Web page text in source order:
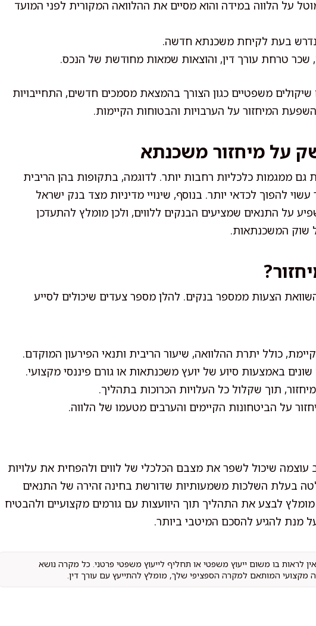
על הלווה במידה והוא מסיים את ההלוואה המקורית לפני המועד
בעת לקיחת משכנתא חדשה.
שכר טרחת עורך דין, והוצאות שמאות מחודשת של הנכס.
שיקולים משפטיים כגון הצורך בהמצאת מסמכים חדשים, התחייבויות
השפעת המיחזור על הערבויות והבטוחות הקיימות.
על מיחזור משכנתא
ממגמות כלכליות רחבות יותר. לדוגמה, בתקופות בהן הריבית
להפוך לכדאי יותר. בנוסף, שינויי מדיניות מצד בנק ישראל
על התנאים שמציעים הבנקים ללווים, ולכן מומלץ להתעדכן
שוק המשכנתאות.
הצעות ממספר בנקים. להלן מספר צעדים שיכולים לסייע
כולל יתרת ההלוואה, שיעור הריבית ותנאי הפירעון המוקדם.
באמצעות סיוע של יועץ משכנתאות או גורם פיננסי מקצועי.
תוך שקלול כל העלויות הכרוכות בתהליך.
על הביטחונות הקיימים והערבים מטעמו של הלווה.
עוצמה שיכול לשפר את מצבם הכלכלי של לווים ולהפחית את עלויות
בעלת השלכות משמעותיות שדורשת בחינה זהירה של התנאים
מומלץ לבצע את התהליך תוך היוועצות עם גורמים מקצועיים ולהבטיח
מנת להגיע להסכם המיטבי ביותר.
לראות בו משום ייעוץ משפטי או תחליף לייעוץ משפטי פרטני. כל מקרה נושא
מקצועי המותאם למקרה הספציפי שלך, מומלץ להתייעץ עם עורך דין.